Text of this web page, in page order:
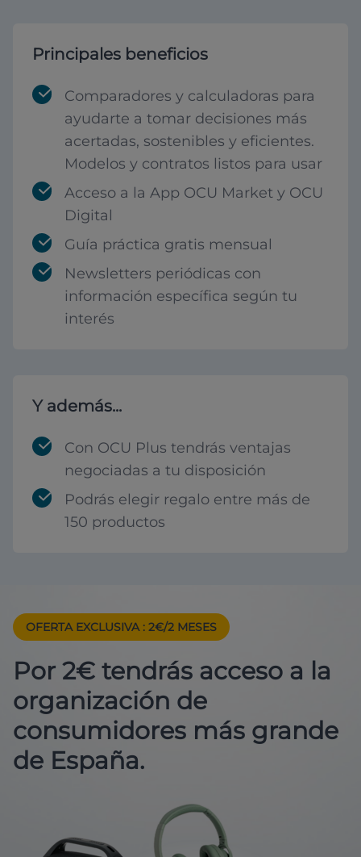
Principales beneficios
Comparadores y calculadoras para
ayudarte a tomar decisiones más
acertadas, sostenibles y eficientes.
Modelos y contratos listos para usar
Acceso a la App OCU Market y OCU
Digital
Guía práctica gratis mensual
Newsletters periódicas con
información específica según tu
interés
Y además...
Con OCU Plus tendrás ventajas
negociadas a tu disposición
Podrás elegir regalo entre más de
150 productos
OFERTA EXCLUSIVA : 2€/2 MESES
Por 2€ tendrás acceso a la
organización de
consumidores más grande
de España.